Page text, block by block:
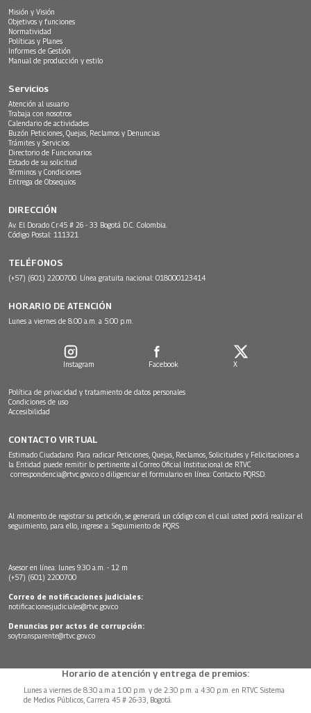
Misión y Visión
Objetivos y funciones
Normatividad
Políticas y Planes
Informes de Gestión
Manual de producción y estilo
Servicios
Atención al usuario
Trabaja con nosotros
Calendario de actividades
Buzón Peticiones, Quejas, Reclamos y Denuncias
Trámites y Servicios
Directorio de Funcionarios
Estado de su solicitud
Términos y Condiciones
Entrega de Obsequios
DIRECCIÓN
Av. El Dorado Cr.45 # 26 - 33 Bogotá D.C. Colombia.
Código Postal: 111321
TELÉFONOS
(+57) (601) 2200700. Línea gratuita nacional: 018000123414
HORARIO DE ATENCIÓN
Lunes a viernes de 8:00 a.m. a 5:00 p.m.
Instagram Facebook X
Política de privacidad y tratamiento de datos personales
Condiciones de uso
Accesibilidad
CONTACTO VIRTUAL
Estimado Ciudadano: Para radicar Peticiones, Quejas, Reclamos, Solicitudes y Felicitaciones a
la Entidad puede remitir lo pertinente al Correo Oficial Institucional de RTVC
correspondencia@rtvc.gov.co o diligenciar el formulario en línea: Contacto PQRSD.
Al momento de registrar su petición, se generará un código con el cual usted podrá realizar el
seguimiento, para ello, ingrese a: Seguimiento de PQRS
Asesor en línea: lunes 9:30 a.m. - 12 m
(+57) (601) 2200700
Correo de notificaciones judiciales:
notificacionesjudiciales@rtvc.gov.co
Denuncias por actos de corrupción:
soytransparente@rtvc.gov.co
Horario de atención y entrega de premios:
Lunes a viernes de 8:30 a.m.a 1:00 p.m. y de 2:30 p.m. a 4:30 p.m. en RTVC Sistema
de Medios Públicos, Carrera 45 # 26-33, Bogotá.